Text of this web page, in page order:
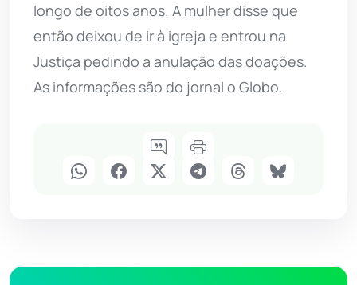
longo de oitos anos. A mulher disse que
então deixou de ir à igreja e entrou na
Justiça pedindo a anulação das doações.
As informações são do jornal o Globo.